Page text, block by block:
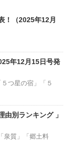
！（2025年12月
年12月15日号発
つ星の宿」「５
別ランキング 」
泉質」「郷土料